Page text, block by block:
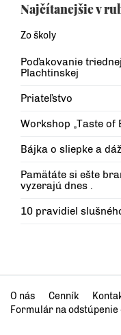
Najčítanejšie v
Zo školy
Poďakovanie
Plachtinskej
Priateľstvo
Workshop „Taste of
Bájka o sliepke a
Pamätáte si ešte
vyzerajú dnes .
10 pravidiel
O nás Cenník
Formulár na odstúpenie